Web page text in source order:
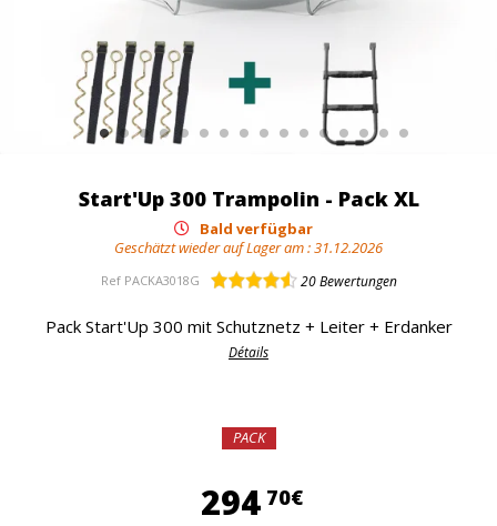
Start'Up 300 Trampolin - Pack XL
Bald verfügbar
Geschätzt wieder auf Lager am :31.12.2026
Ref PACKA3018G 20Bewertungen
Pack Start'Up 300 mit Schutznetz + Leiter + Erdanker
Détails
PACK
294 70€294,70 €